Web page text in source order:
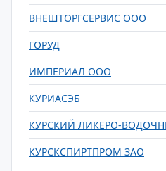
ВНЕШТОРГСЕРВИС ООО
ГОРУД
ИМПЕРИАЛ ООО
КУРИАСЭБ
КУРСКИЙ ЛИКЕРО-
КУРСКСПИРТПРОМ ЗАО